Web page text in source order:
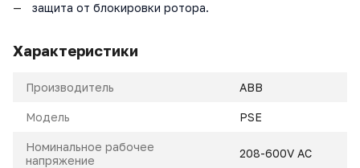
защита от блокировки ротора.
Характеристики
Производитель ABB
Модель PSE
Номинальное рабочее
напряжение
208-600V AC